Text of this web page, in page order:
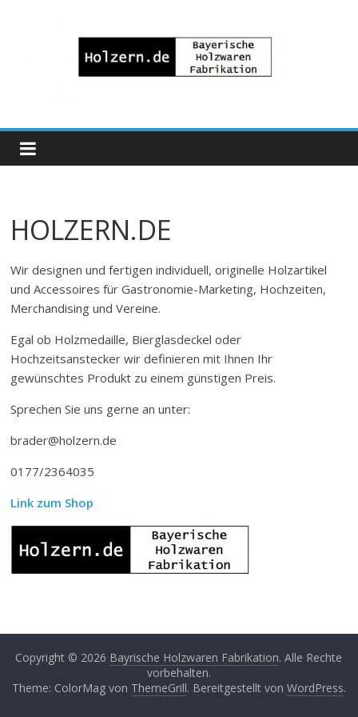
Bayrische
Holzwaren
Fabrikation
HOLZERN.DE
Wir designen und fertigen individuell, originelle Holzartikel
und Accessoires für Gastronomie-Marketing, Hochzeiten,
Merchandising und Vereine.
Egal ob Holzmedaille, Bierglasdeckel oder
Hochzeitsanstecker wir definieren mit Ihnen Ihr
gewünschtes Produkt zu einem günstigen Preis.
Sprechen Sie uns gerne an unter:
brader@holzern.de
0177/2364035
Link zum Shop
Copyright © 2026 Bayrische Holzwaren Fabrikation. Alle Rechte
vorbehalten.
Theme: ColorMag von ThemeGrill. Bereitgestellt von WordPress.